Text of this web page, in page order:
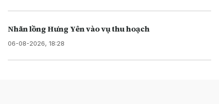
Nhãn lồng Hưng Yên vào vụ thu hoạch
06-08-2026, 18:28